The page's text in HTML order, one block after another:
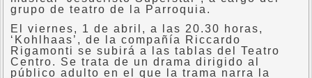
grupo de teatro de la Parroquia.
El viernes, 1 de abril, a las 20.30 horas,
‘Kohlhaas’, de la compañía Riccardo
Rigamonti se subirá a las tablas del Teatro
Centro. Se trata de un drama dirigido al
público adulto en el que la trama narra la